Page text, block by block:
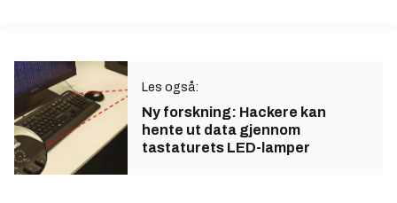
Les også:
Ny forskning: Hackere kan
hente ut data gjennom
tastaturets LED-lamper